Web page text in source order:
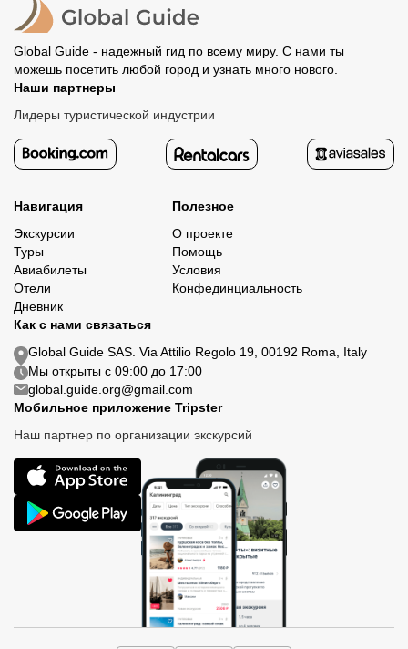
Global Guide - надежный гид по всему миру. С нами ты
можешь посетить любой город и узнать много нового.
Наши партнеры
Лидеры туристической индустрии
Навигация
Экскурсии
Туры
Авиабилеты
Отели
Дневник
Полезное
О проекте
Помощь
Условия
Конфединциальность
Как с нами связаться
Global Guide SAS. Via Attilio Regolo 19, 00192 Roma, Italy
Мы открыты с 09:00 до 17:00
global.guide.org@gmail.com
Мобильное приложение Tripster
Наш партнер по организации экскурсий